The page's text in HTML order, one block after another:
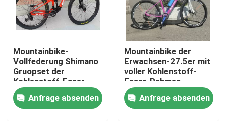
Werksbesichtigung
Kontakt mit uns
Bitte um ein Angebot
Mountainbike-
Vollfederung Shimano
Gruopset der
Kohlenstoff-Faser-
29er fahren 11
Geschwindigkeit rad
Anfrage absenden
Mountainbike der
Erwachsen-27.5er mit
voller Kohlenstoff-
Faser-Rahmen
Shimano-Gruppe
stellte 27,5 ein
Anfrage absenden